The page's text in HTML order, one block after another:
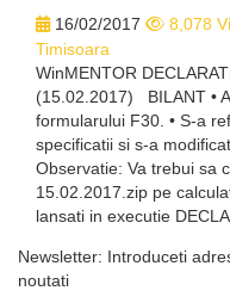
16/02/2017 8,078
Timisoara
WinMENTOR
(15.02.2017) BILANT •
formularului F30. • S-a
specificatii si s-a
Observatie: Va trebui sa
15.02.2017.zip pe
lansati in executie
Newsletter: Introduceti
noutati